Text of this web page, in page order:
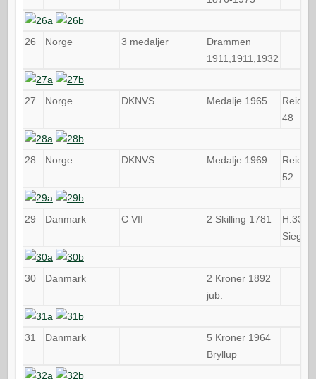
26 Norge 3 medaljer
Drammen
1911,1911,1932
27 Norge DKNVS Medalje 1965
48
28 Norge DKNVS Medalje 1969
52
29 Danmark C VII 2 Skilling 1781
H.33B,
Sieg
30 Danmark
2 Kroner 1892
jub.
31 Danmark
5 Kroner 1964
Bryllup